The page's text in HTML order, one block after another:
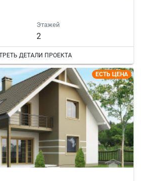
Этажей
2
ДЕТАЛИ ПРОЕКТА
ЕСТЬ ЦЕНА